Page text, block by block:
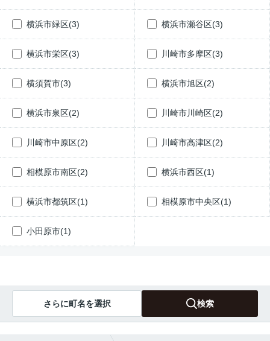
横浜市緑区(3) 横浜市瀬谷区(3)
横浜市栄区(3) 川崎市多摩区(3)
横須賀市(3) 横浜市旭区(2)
横浜市泉区(2) 川崎市川崎区(2)
川崎市中原区(2) 川崎市高津区(2)
相模原市南区(2) 横浜市西区(1)
横浜市都筑区(1) 相模原市中央区(1)
小田原市(1)
さらに町名を選択 検索